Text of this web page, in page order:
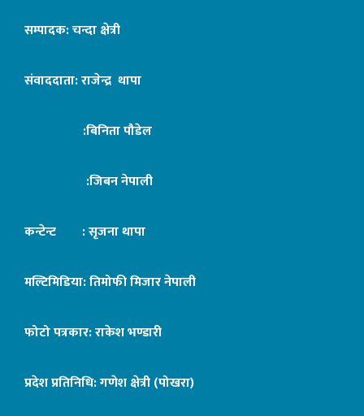
सम्पादक: चन्दा क्षेत्री
संवाददाता: राजेन्द्र थापा
:बिनिता पौडेल
:जिबन नेपाली
कन्टेन्ट : सृजना थापा
मल्टिमिडिया: तिमोफी मिजार नेपाली
फोटो पत्रकार: राकेश भण्डारी
प्रदेश प्रतिनिधि: गणेश क्षेत्री (पोखरा)